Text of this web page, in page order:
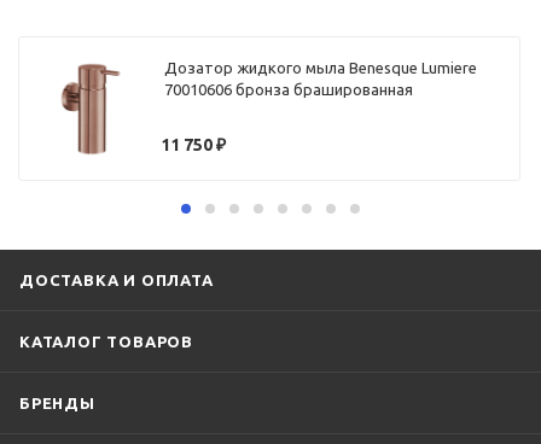
Дозатор жидкого мыла Benesque Lumiere
70010606 бронза брашированная
11 750₽
ДОСТАВКА И ОПЛАТА
КАТАЛОГ ТОВАРОВ
БРЕНДЫ